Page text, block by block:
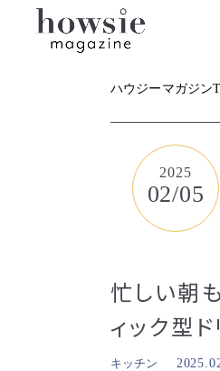
ハウジーマガジン
2025
02/05
忙しい朝
ィック型
キッチン